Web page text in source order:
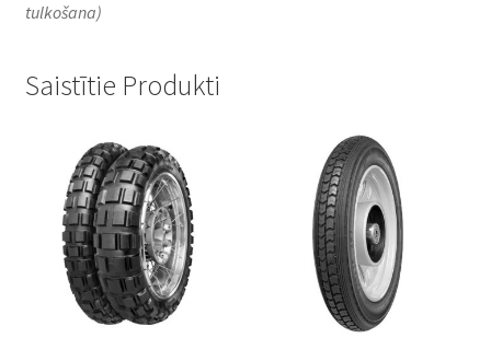
tulkošana)
Saistītie Produkti